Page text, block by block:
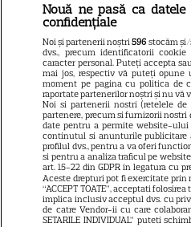
Libertatea
GSP
Știri
Elle
Retete
Nouă ne pasă ca
confidențiale
Noi și partenerii noștri596 stocăm
dvs., precum identificatorii
caracter personal. Puteți accepta
mai jos, respectiv vă puteți
moment pe pagina cu politica de
raportate partenerilor noștri și nu vă
Noi si partenerii nostri (retelele
partenere, precum si furnizorii
date pentru a permite website-
continutul si anunturile publicitare
profilul dvs., pentru a va oferi
si pentru a analiza traficul pe
art. 15-22 din GDPR in legatura cu
Aceste drepturi pot fi exercitate
“ACCEPT TOATE”, acceptati
implica inclusiv acceptul dvs. cu
de catre Vendor-ii cu care
SETARILE INDIVIDUAL” puteti